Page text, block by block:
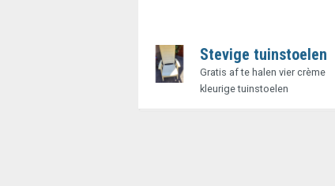
Stevige tuinstoelen
Gratis af te halen vier crème
kleurige tuinstoelen